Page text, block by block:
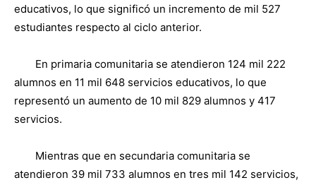
educativos, lo que significó un incremento de mil 527
estudiantes respecto al ciclo anterior.
En primaria comunitaria se atendieron 124 mil 222
alumnos en 11 mil 648 servicios educativos, lo que
representó un aumento de 10 mil 829 alumnos y 417
servicios.
Mientras que en secundaria comunitaria se
atendieron 39 mil 733 alumnos en tres mil 142 servicios,